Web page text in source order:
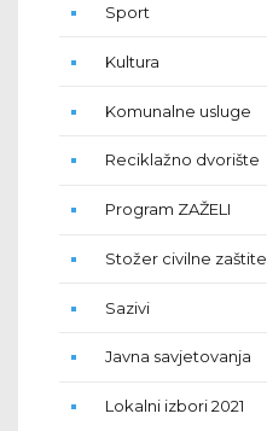
Sport
Kultura
Komunalne usluge
Reciklažno dvorište
Program ZAŽELI
Stožer civilne zaštite
Sazivi
Javna savjetovanja
Lokalni izbori 2021